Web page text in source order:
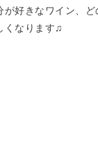
好きなワイン、ど
くなります♫